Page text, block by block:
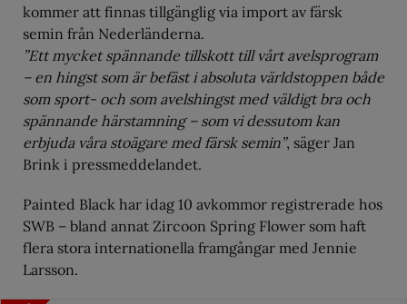
kommer att finnas tillgänglig via import av färsk
semin från Nederländerna.
”Ett mycket spännande tillskott till vårt avelsprogram
– en hingst som är befäst i absoluta världstoppen både
som sport- och som avelshingst med väldigt bra och
spännande härstamning – som vi dessutom kan
erbjuda våra stoägare med färsk semin”, säger Jan
Brink i pressmeddelandet.
Painted Black har idag 10 avkommor registrerade hos
SWB – bland annat Zircoon Spring Flower som haft
flera stora internationella framgångar med Jennie
Larsson.